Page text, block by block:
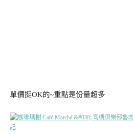
單價挺OK的~重點是份量超多